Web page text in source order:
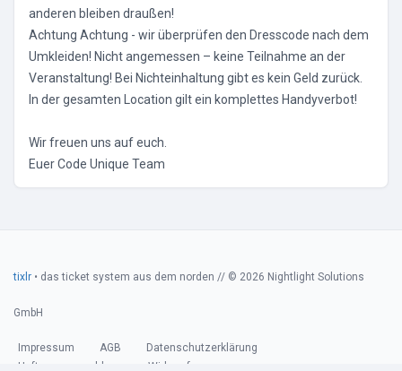
anderen bleiben draußen!
Achtung Achtung - wir überprüfen den Dresscode nach dem
Umkleiden! Nicht angemessen – keine Teilnahme an der
Veranstaltung! Bei Nichteinhaltung gibt es kein Geld zurück.
In der gesamten Location gilt ein komplettes Handyverbot!
Wir freuen uns auf euch.
Euer Code Unique Team
tixlr • das ticket system aus dem norden // © 2026 Nightlight Solutions
GmbH
Impressum AGB
Datenschutzerklärung
Haftungsausschluss
Widerruf